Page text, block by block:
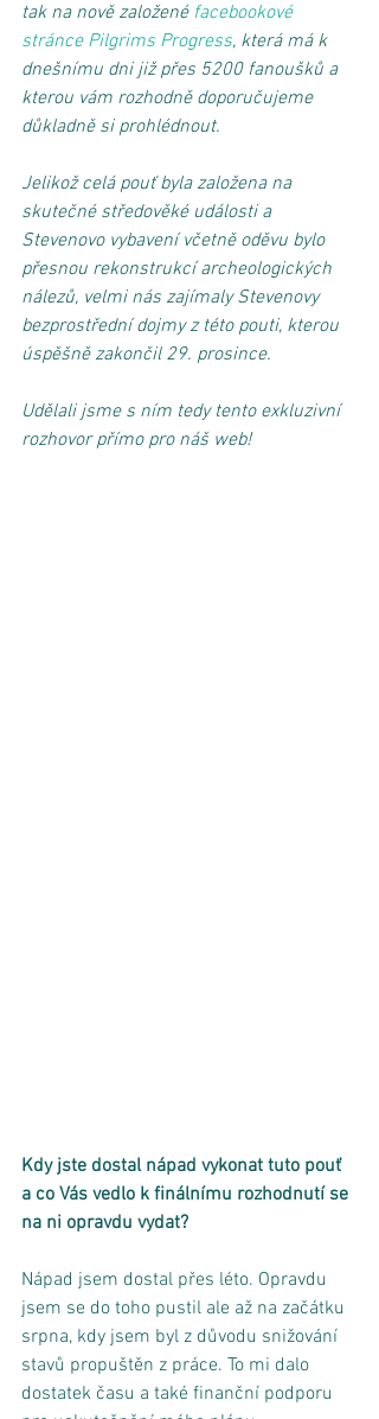
tak na nově založené facebookové
stránce Pilgrims Progress, která má k
dnešnímu dni již přes 5200 fanoušků a
kterou vám rozhodně doporučujeme
důkladně si prohlédnout.
Jelikož celá pouť byla založena na
skutečné středověké události a
Stevenovo vybavení včetně oděvu bylo
přesnou rekonstrukcí archeologických
nálezů, velmi nás zajímaly Stevenovy
bezprostřední dojmy z této pouti, kterou
úspěšně zakončil 29. prosince.
Udělali jsme s ním tedy tento exkluzivní
rozhovor přímo pro náš web!
Kdy jste dostal nápad vykonat tuto pouť
a co Vás vedlo k finálnímu rozhodnutí se
na ni opravdu vydat?
Nápad jsem dostal přes léto. Opravdu
jsem se do toho pustil ale až na začátku
srpna, kdy jsem byl z důvodu snižování
stavů propuštěn z práce. To mi dalo
dostatek času a také finanční podporu